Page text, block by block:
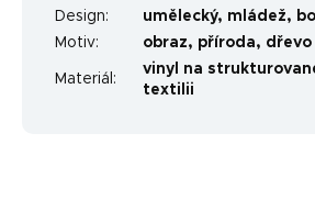
Design: umělecký, mládež,
Motiv: obraz, příroda, dřevo
Materiál :
vinyl na
textilii